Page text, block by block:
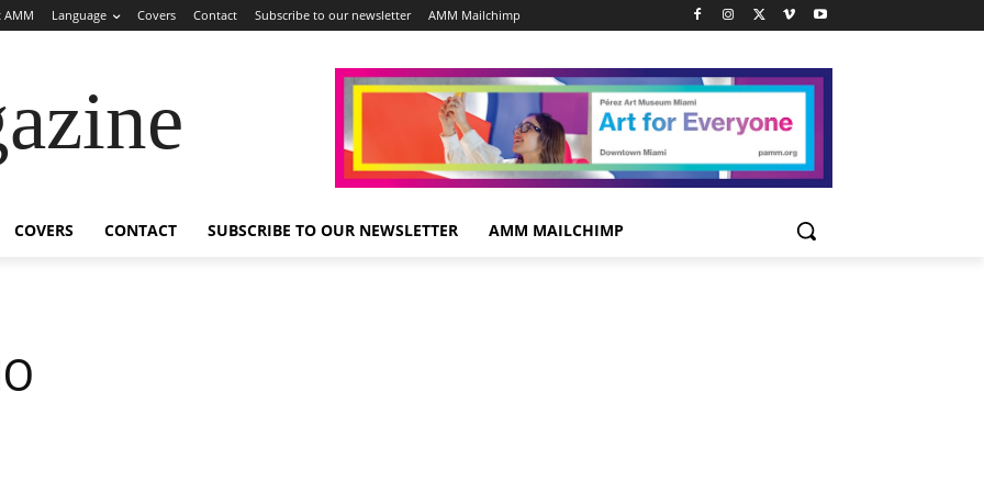
AMM Language Covers Contact Subscribe to our newsletter AMM Mailchimp
COVERS CONTACT SUBSCRIBE TO OUR NEWSLETTER AMM MAILCHIMP